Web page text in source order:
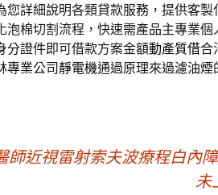
您詳細說明各類貸款服務，提供客
泡棉切割流程，快速需產品主專業個
分證件即可借款方案金額動產質借合
專業公司靜電機通過原理來過濾油煙
師近視雷射索夫波療程白內障
未